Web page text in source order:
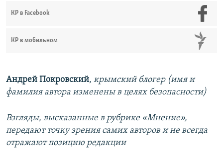
КР в Facebook
КР в мобильном
Андрей Покровский, крымский блогер (имя и
фамилия автора изменены в целях безопасности)
Взгляды, высказанные в рубрике «Мнение»,
передают точку зрения самих авторов и не всегда
отражают позицию редакции